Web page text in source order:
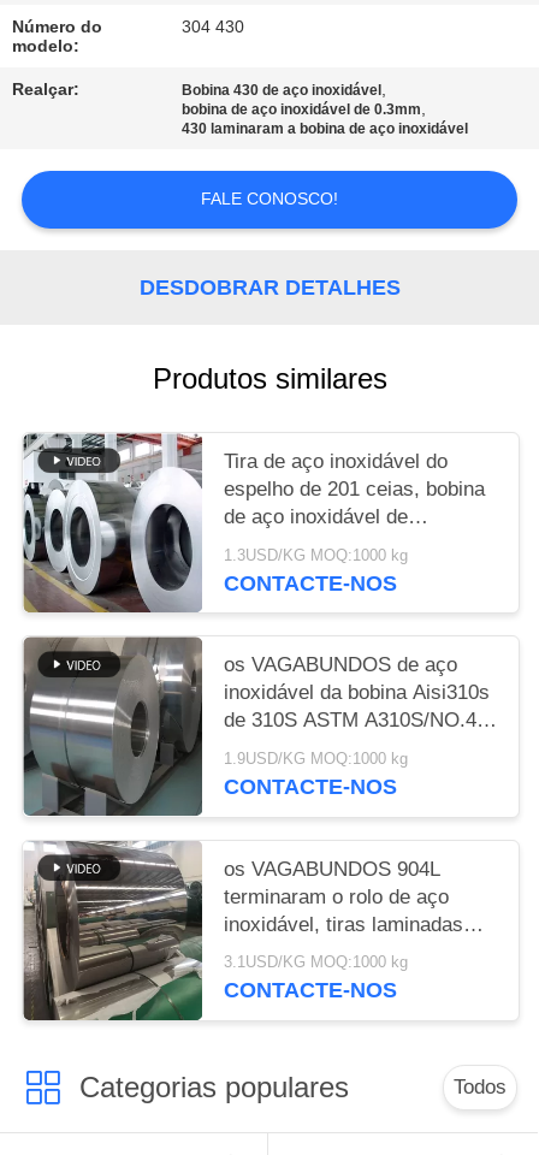
UM
ORÇAMENTO
DO
SITE
PRIVACY
Número do
modelo:
304 430
Realçar: Bobina 430 de aço inoxidável ,
bobina de aço inoxidável de 0.3mm,
430 laminaram a bobina de aço inoxidável
FALE CONOSCO!
DESDOBRAR DETALHES
Produtos similares
Tira de aço inoxidável do
espelho de 201 ceias, bobina
de aço inoxidável de
superfície da folha 8k
1.3USD/KG MOQ:1000 kg
CONTACTE-NOS
os VAGABUNDOS de aço
inoxidável da bobina Aisi310s
de 310S ASTM A310S/NO.4
personalizaram o
comprimento
1.9USD/KG MOQ:1000 kg
CONTACTE-NOS
os VAGABUNDOS 904L
terminaram o rolo de aço
inoxidável, tiras laminadas
bobina do aço de 0.5mm SS
3.1USD/KG MOQ:1000 kg
CONTACTE-NOS
Categorias populares Todos